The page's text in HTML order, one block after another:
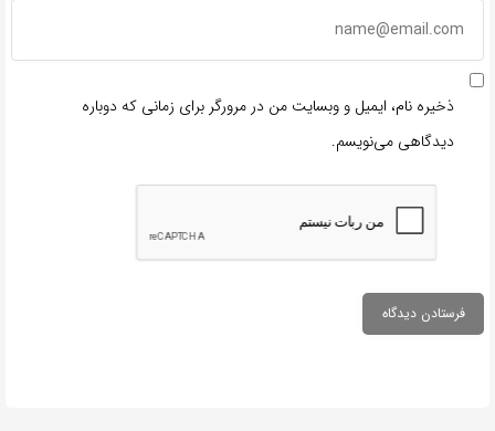
ذخیره نام، ایمیل و وبسایت من در مرورگر برای زمانی که دوباره
دیدگاهی می‌نویسم.